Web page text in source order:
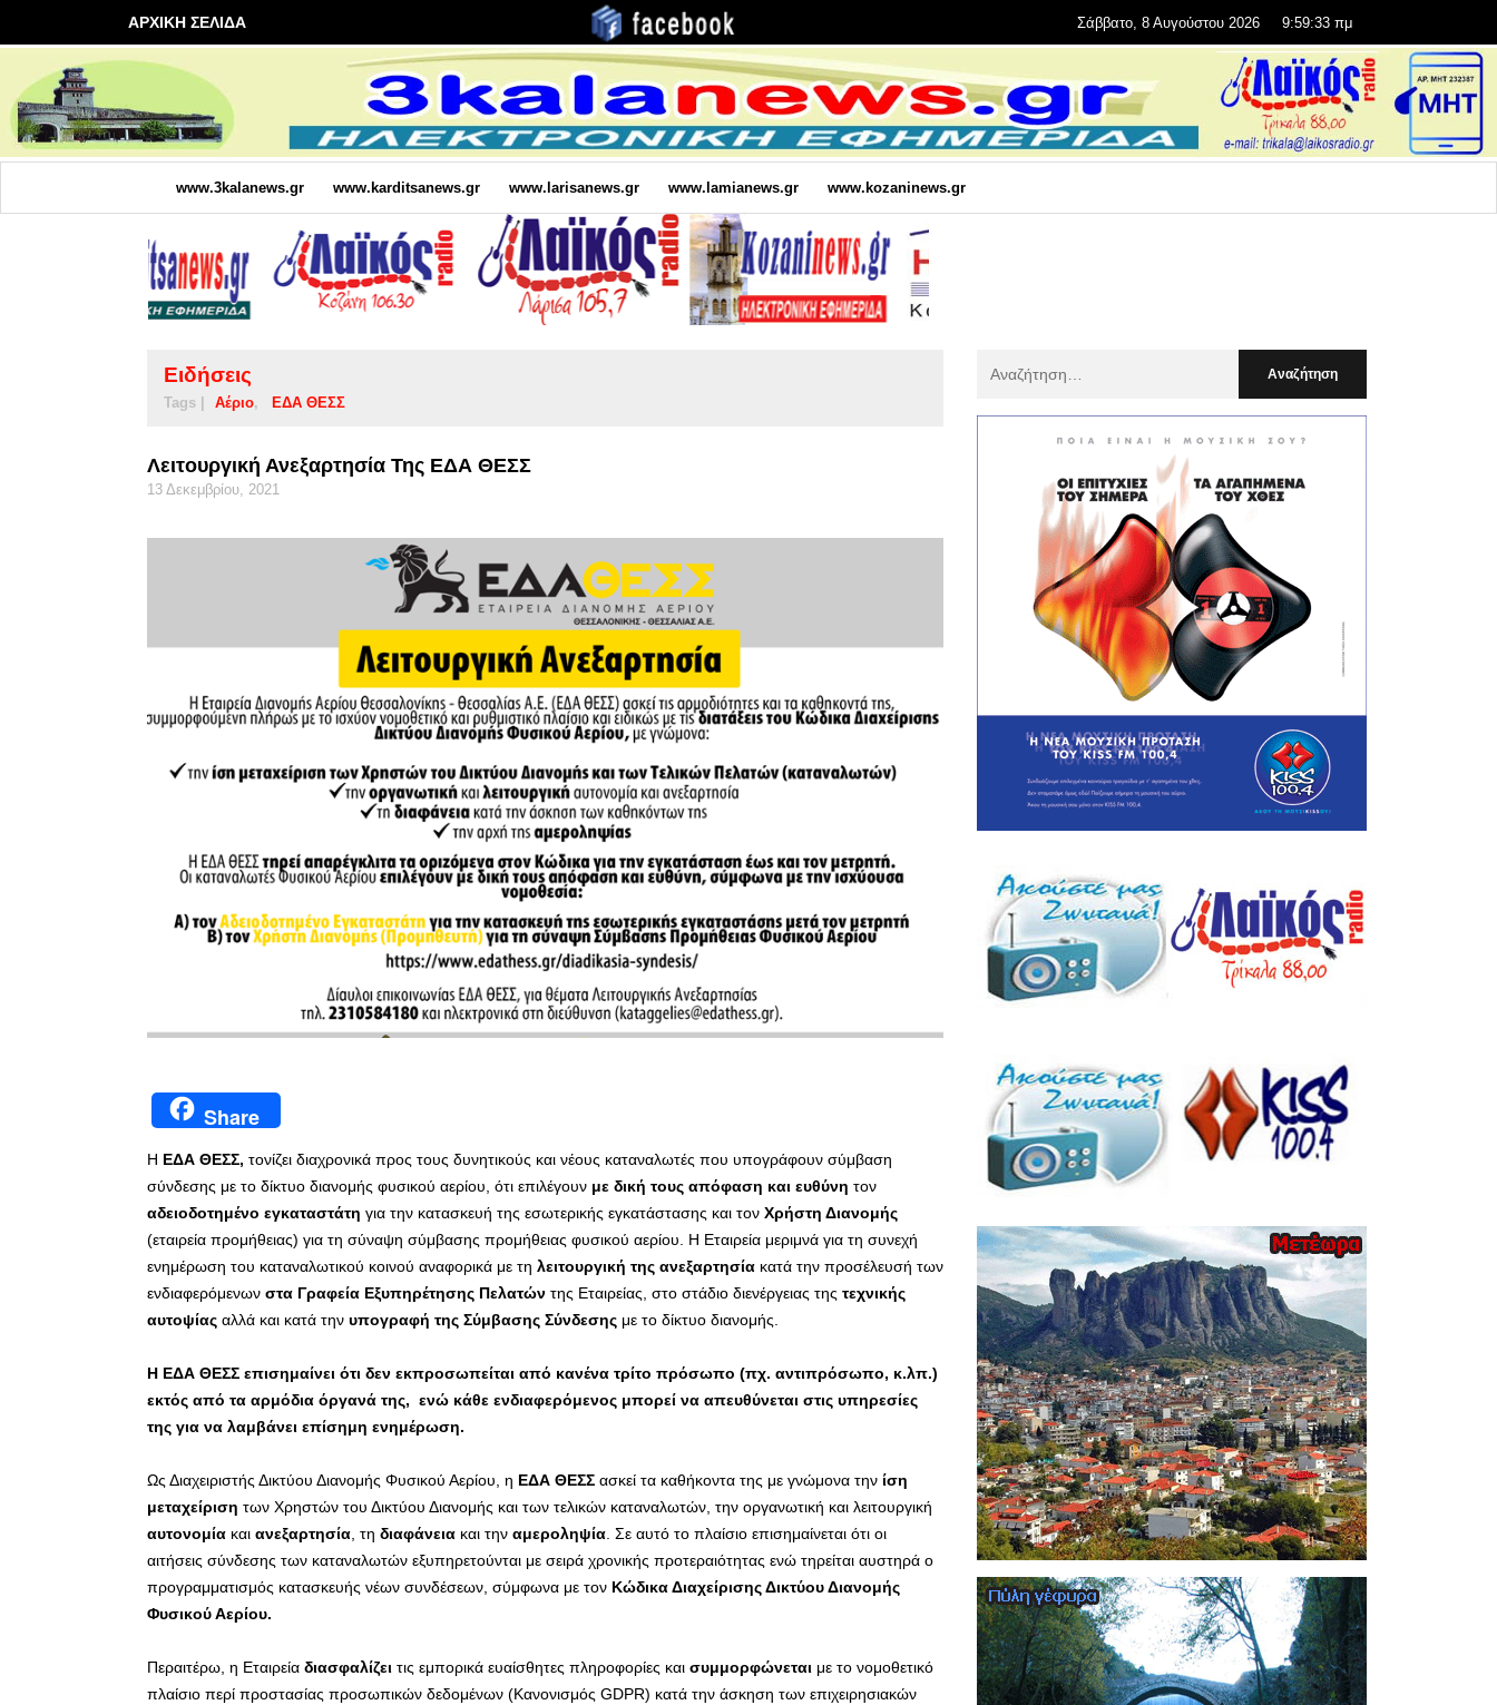
ΑΡΧΙΚΗ ΣΕΛΙΔΑ Σάββατο, 8 Αυγούστου 2026 9:59:34 πμ
www.3kalanews.gr www.karditsanews.gr www.larisanews.gr www.lamianews.gr www.kozaninews.gr
Ειδήσεις
Tags | Αέριο ΕΔΑ ΘΕΣΣ
Λειτουργική Ανεξαρτησία Της ΕΔΑ ΘΕΣΣ
13 Δεκεμβρίου, 2021
Share
Η ΕΔΑ ΘΕΣΣ, τονίζει διαχρονικά προς τους δυνητικούς και νέους καταναλωτές που υπογράφουν σύμβαση
σύνδεσης με το δίκτυο διανομής φυσικού αερίου, ότι επιλέγουν με δική τους απόφαση και ευθύνη τον
αδειοδοτημένο εγκαταστάτη για την κατασκευή της εσωτερικής εγκατάστασης και τον Χρήστη Διανομής
(εταιρεία προμήθειας) για τη σύναψη σύμβασης προμήθειας φυσικού αερίου. Η Εταιρεία μεριμνά για τη συνεχή
ενημέρωση του καταναλωτικού κοινού αναφορικά με τη λειτουργική της ανεξαρτησία κατά την προσέλευσή των
ενδιαφερόμενων στα Γραφεία Εξυπηρέτησης Πελατών της Εταιρείας, στο στάδιο διενέργειας της τεχνικής
αυτοψίας αλλά και κατά την υπογραφή της Σύμβασης Σύνδεσης με το δίκτυο διανομής.
Η ΕΔΑ ΘΕΣΣ επισημαίνει ότι δεν εκπροσωπείται από κανένα τρίτο πρόσωπο (πχ. αντιπρόσωπο, κ.λπ.)
εκτός από τα αρμόδια όργανά της, ενώ κάθε ενδιαφερόμενος μπορεί να απευθύνεται στις υπηρεσίες
της για να λαμβάνει επίσημη ενημέρωση.
Ως Διαχειριστής Δικτύου Διανομής Φυσικού Αερίου, η ΕΔΑ ΘΕΣΣ ασκεί τα καθήκοντα της με γνώμονα την ίση
μεταχείριση των Χρηστών του Δικτύου Διανομής και των τελικών καταναλωτών, την οργανωτική και λειτουργική
αυτονομία και ανεξαρτησία , τη διαφάνεια και την αμεροληψία . Σε αυτό το πλαίσιο επισημαίνεται ότι οι
αιτήσεις σύνδεσης των καταναλωτών εξυπηρετούνται με σειρά χρονικής προτεραιότητας ενώ τηρείται αυστηρά ο
προγραμματισμός κατασκευής νέων συνδέσεων, σύμφωνα με τον Κώδικα Διαχείρισης Δικτύου Διανομής
Φυσικού Αερίου.
Περαιτέρω, η Εταιρεία διασφαλίζει τις εμπορικά ευαίσθητες πληροφορίες και συμμορφώνεται με το νομοθετικό
πλαίσιο περί προστασίας προσωπικών δεδομένων (Κανονισμός GDPR) κατά την άσκηση των επιχειρησιακών
: